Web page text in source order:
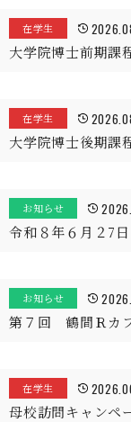
在学生
大学院博士前期課
在学生
大学院博士後期課
お知らせ
令和８年６月２7
お知らせ
第７回 鶴間Ｒカ
在学生
母校訪問キャンペ